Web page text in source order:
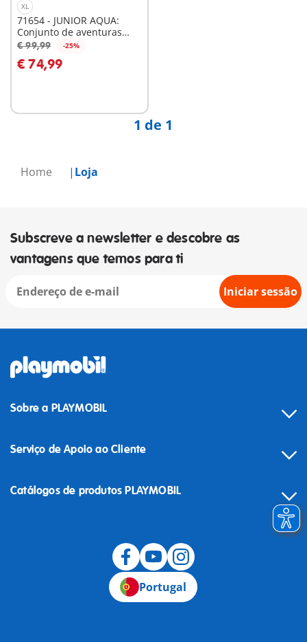
Home Loja
XL
71654 - JUNIOR AQUA:
Conjunto de aventuras
aquáticas Splash and
€ 99,99 -25%
€ 74,99
Ao carrinho
1 de 1
Subscreve a newsletter e descobre as
vantagens que temos para ti
Iniciar sessão
Sobre a PLAYMOBIL
Serviço de Apoio ao Cliente
Catálogos de produtos PLAYMOBIL
Portugal